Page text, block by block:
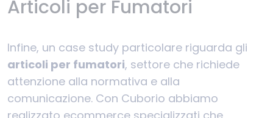
Articoli per Fumatori
Infine, un case study particolare riguarda gli
articoli per fumatori, settore che richiede
attenzione alla normativa e alla
comunicazione. Con Cuborio abbiamo